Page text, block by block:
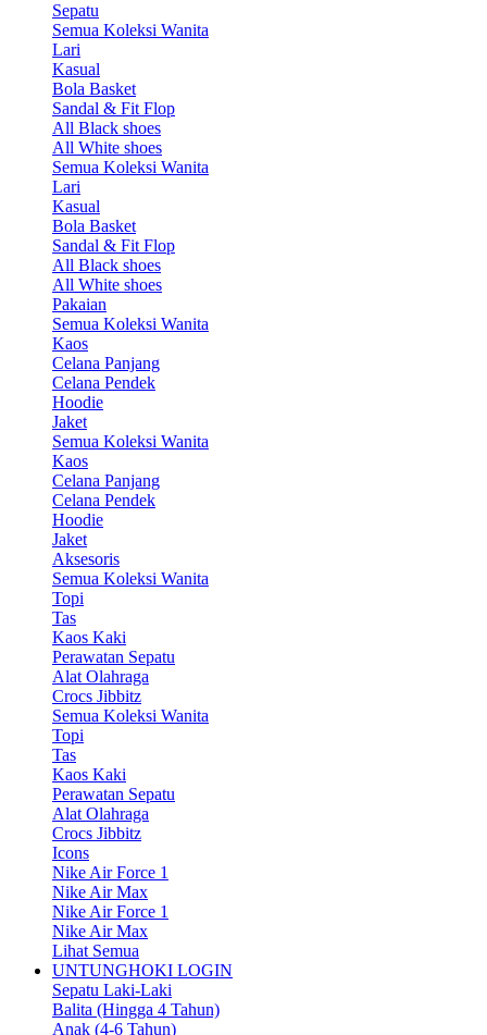
Sepatu
Semua Koleksi Wanita
Lari
Kasual
Bola Basket
Sandal & Fit Flop
All Black shoes
All White shoes
Semua Koleksi Wanita
Lari
Kasual
Bola Basket
Sandal & Fit Flop
All Black shoes
All White shoes
Pakaian
Semua Koleksi Wanita
Kaos
Celana Panjang
Celana Pendek
Hoodie
Jaket
Semua Koleksi Wanita
Kaos
Celana Panjang
Celana Pendek
Hoodie
Jaket
Aksesoris
Semua Koleksi Wanita
Topi
Tas
Kaos Kaki
Perawatan Sepatu
Alat Olahraga
Crocs Jibbitz
Semua Koleksi Wanita
Topi
Tas
Kaos Kaki
Perawatan Sepatu
Alat Olahraga
Crocs Jibbitz
Icons
Nike Air Force 1
Nike Air Max
Nike Air Force 1
Nike Air Max
Lihat Semua
UNTUNGHOKI LOGIN
Sepatu Laki-Laki
Balita (Hingga 4 Tahun)
Anak (4-6 Tahun)